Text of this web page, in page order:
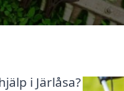
i Järlåsa?